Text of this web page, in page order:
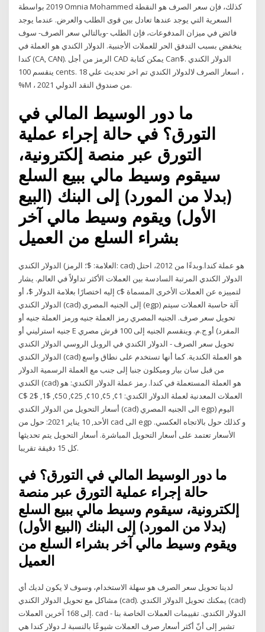
2019 بواسطة Omnia Mohammed كذلك، فإن سعر الصرف هو النقطة
السعرية التي يوجد عندها تعادل بين قوى الطلب والعرض. عندما يوجد
فائض في ميزان المدفوعات، فإن الطلب -وبالتالي سعر الصرف- سوف
ينخفض بسبب التدفق الحر للعملات الأجنبية. الدولار الكندي هو العملة في
كندا (CA, CAN). الرمز من أجل CAD يمكن كتابة Can$. الدولار الكندي
ينقسم 100 cents. اسعار الصرف لالدولار الكندي تم اخر تحديث علي 18 ،
%M ، 2021 من صندوق النقد الدولي.
ما دور الوسيط المالي في
التورق؟ في حالة إجراء عملية
التورق عبر منصة إلكترونية،
سيقوم وسيط مالي ببيع السلع
(بدلا من المورد) إلى البنك (البيع
الأول) ويقوم وسيط مالي آخر
بشراء السلع من العميل
الدولار الكندي (العلامة: $؛ الرمز: cad) هو عملة كندا.وبدءًا من 2012، احتل
الدولار الكندي المرتبة السادسة بين العملات الأكثر تداولاً في العالم. يشار
إليه اختصارًا بعلامة الدولار $، أو c$ لتمييزه عن العملات الأخرى المسماة
الدولار الكندي (cad) إلى الجنيه المصري (egp) آلة حاسبة العملات سيتم
تحويل سعر صرف. الجنيه المصري رمز العملة جنيه ورمز العملة جنيه أو
جنيه استرليني أو E أو ج.م. وينقسم الجنيه إلى 100 قرش مصري (المفرد
تحويل سعر الصرف - الدولار الكندي في الروبل الروسي الدولار الكندي
الدولار الكندي (cad) هو العملة الكندية. كما أنها تستخدم على نطاق واسع
من قبل سان بيار وميكلون جنبا إلى جنب مع العملة الرسمية الدولار
الكندي (cad) هو العملة المستعملة في كندا. رمز عملة الدولار الكندي: هو
C$ العملات المعدنية لعملة الدولار الكندي: 1¢, 5¢, 10¢, 25¢, 50¢, $1, $2
أسعار التحويل من الدولار الكندي (cad) الى الجنيه المصري egp) اليوم
الأحد, 10 يناير 2021: حول من cad الى egp و كذلك حول بالاتجاه العكسي.
الأسعار تعتمد على أسعار التحويل المباشرة. أسعار التحويل يتم تحديثها
كل 15 دقيقة تقريبا.
ما دور الوسيط المالي في التورق؟ في
حالة إجراء عملية التورق عبر منصة
إلكترونية، سيقوم وسيط مالي ببيع السلع
(بدلا من المورد) إلى البنك (البيع الأول)
ويقوم وسيط مالي آخر بشراء السلع من
العميل
لدينا تحويل سعر الصرف هو سهلة الاستخدام، وسوف لا يكون لديك أي
مشاكل مع تحويل الدولار الكندي (cad). يمكنك تحويل الدولار الكندي (cad)
إلى 168 آخرين العملات. cad - الدولار الكندي. تقييمات العملات الخاصة بنا
تشير إلى أنّ أكثر أسعار صرف العملات شيوعًا بالنسبة لـ دولار كندا هي